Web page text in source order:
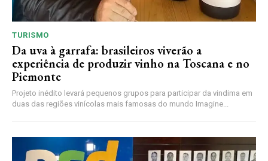
TURISMO
Da uva à garrafa: brasileiros viverão a
experiência de produzir vinho na Toscana e no
Piemonte
Projeto inédito levará pequenos grupos para participar da vindima em
duas das regiões vinícolas mais famosas do mundo Imagine...